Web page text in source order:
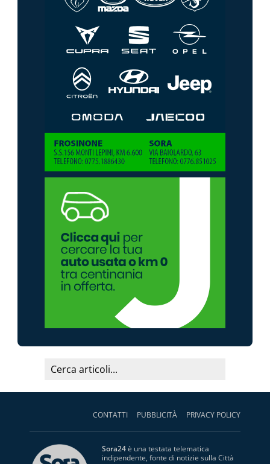
CONTATTI PUBBLICITÀ PRIVACY POLICY
Sora24è una testata telematica
indipendente, fonte di notizie sulla Città